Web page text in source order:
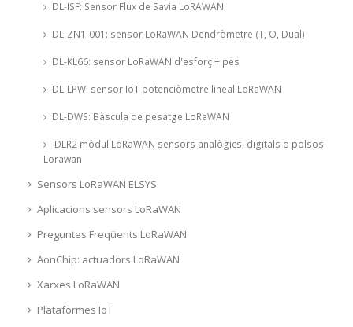
DL-ISF: Sensor Flux de Savia LoRAWAN
DL-ZN1-001: sensor LoRaWAN Dendròmetre (T, O, Dual)
DL-KL66: sensor LoRaWAN d'esforç + pes
DL-LPW: sensor IoT potenciòmetre lineal LoRaWAN
DL-DWS: Bàscula de pesatge LoRaWAN
DLR2 mòdul LoRaWAN sensors analògics, digitals o polsos
Lorawan
Sensors LoRaWAN ELSYS
Aplicacions sensors LoRaWAN
Preguntes Freqüents LoRaWAN
AonChip: actuadors LoRaWAN
Xarxes LoRaWAN
Plataformes IoT